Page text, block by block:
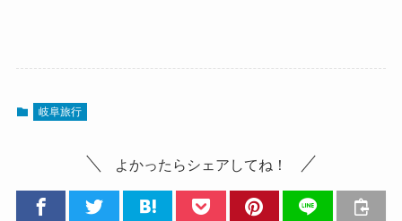
岐阜旅行
よかったらシェアしてね！